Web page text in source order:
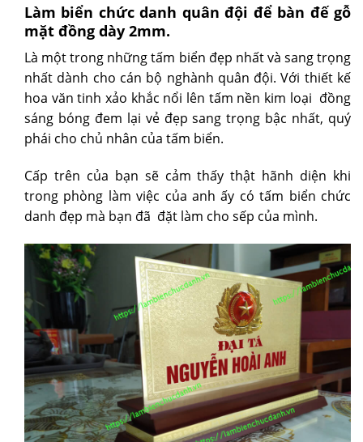
Làm biển chức danh quân đội để bàn đế gỗ
mặt đồng dày 2mm.
Là một trong những tấm biển đẹp nhất và sang trọng
nhất dành cho cán bộ nghành quân đội. Với thiết kế
hoa văn tinh xảo khắc nổi lên tấm nền kim loại đồng
sáng bóng đem lại vẻ đẹp sang trọng bậc nhất, quý
phái cho chủ nhân của tấm biển.
Cấp trên của bạn sẽ cảm thấy thật hãnh diện khi
trong phòng làm việc của anh ấy có tấm biển chức
danh đẹp mà bạn đã đặt làm cho sếp của mình.